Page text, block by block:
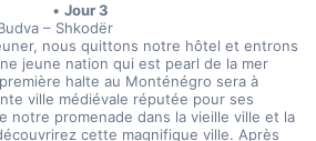
Jour 3
– Shkodër
nous quittons notre hôtel et entrons
jeune nation qui est pearl de la mer
halte au Monténégro sera à
ville médiévale réputée pour ses
notre promenade dans la vieille ville et la
cette magnifique ville. Après